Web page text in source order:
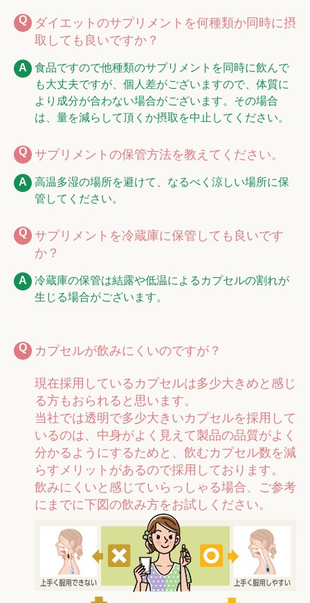
ダイエットのサプリメントを何種類か同時に摂
取しても良いですか？
食品ですので他種類のサプリメントを同時に飲んで
も大丈夫ですが、個人差がございますので、体質に
より成分が合わない場合がございます。その場合
は、量を減らして頂くか摂取を中止してください。
サプリメントの保管方法を教えてください。
高温多湿の場所を避けて、なるべく涼しい場所に保
管してください。
サプリメントを冷蔵庫に保管しても良いです
か？
冷蔵庫の保管は結露や低温によるカプセルの割れが
生じる場合がございます。
カプセルが飲みにくいのですが？
現在採用しているカプセルは多少大きめと感じ
る方もおられると思います。
当社では透明で多少大きいカプセルを採用して
いるのは、中身がよく見えて製品の品質がよく
分かるようにするためと、飲むカプセル数を減
らすメリットがあるので採用しております。
飲みにくいと感じていらっしゃる場合、ご参考
にまでに下図の飲み方をお試しください。